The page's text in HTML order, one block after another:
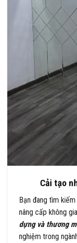
Cải tạo
Bạn đang tìm
nâng cấp không
dựng và thương
nghiệm trong